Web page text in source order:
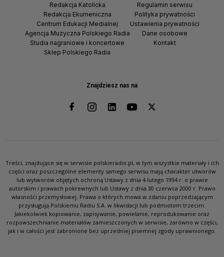
Znajdziesz nas na
Redakcja Katolicka
Redakcja Ekumeniczna
Centrum Edukacji Medialnej
Agencja Muzyczna Polskiego Radia
Studia nagraniowe i koncertowe
Sklep Polskiego Radia
Regulamin serwisu
Polityka prywatności
Ustawienia prywatności
Dane osobowe
Kontakt
Treści, znajdujące się w serwisie polskieradio.pl, w tym wszystkie materiały i ich
części oraz poszczególne elementy samego serwisu mają charakter utworów
lub wytworów objętych ochroną Ustawy z dnia 4 lutego 1994 r. o prawie
autorskim i prawach pokrewnych lub Ustawy z dnia 30 czerwca 2000 r. Prawo
własności przemysłowej. Prawa o których mowa w zdaniu poprzedzającym
przysługują Polskiemu Radiu S.A. w likwidacji lub podmiotom trzecim.
Jakiekolwiek kopiowanie, zapisywanie, powielanie, reprodukowanie oraz
rozpowszechnianie materiałów zamieszczonych w serwisie, zarówno w części,
jak i w całości jest zabronione bez uprzedniej pisemnej zgody uprawnionego.